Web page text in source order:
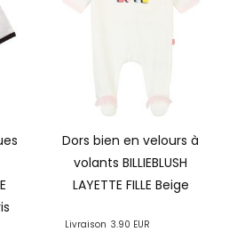
Dors bien en velours à
volants BILLIEBLUSH
LAYETTE FILLE Beige
Livraison 3.90 EUR